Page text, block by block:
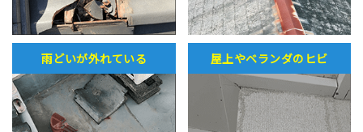
雨どいが外れている 屋上やベランダのヒビ